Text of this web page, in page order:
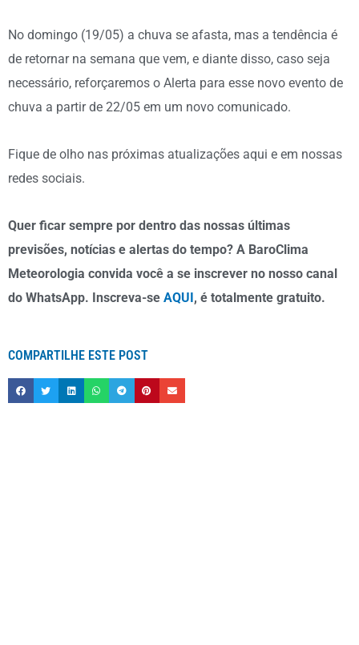
No domingo (19/05) a chuva se afasta, mas a tendência é
de retornar na semana que vem, e diante disso, caso seja
necessário, reforçaremos o Alerta para esse novo evento de
chuva a partir de 22/05 em um novo comunicado.
Fique de olho nas próximas atualizações aqui e em nossas
redes sociais.
Quer ficar sempre por dentro das nossas últimas
previsões, notícias e alertas do tempo? A BaroClima
Meteorologia convida você a se inscrever no nosso canal
do WhatsApp. Inscreva-se AQUI, é totalmente gratuito.
COMPARTILHE ESTE POST